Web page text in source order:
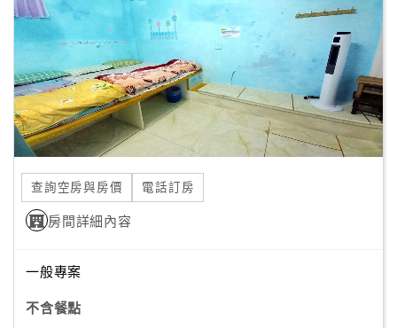
提
飯
店
合
作
廠
查詢空房與房價 電話訂房
房間詳細內容
一般專案
不含餐點